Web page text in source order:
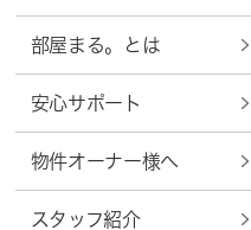
部屋まる。とは
安心サポート
物件オーナー様へ
スタッフ紹介